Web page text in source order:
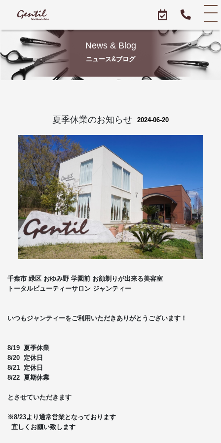
News & Blog
ニュース&ブログ
夏季休業のお知らせ 2024-06-20
千葉市 緑区 おゆみ野 学園前 お顔剃りが出来る美容室
トータルビューティーサロン ジャンティー
いつもジャンティーをご利用いただきありがとうございます！
8/19 夏季休業
8/20 定休日
8/21 定休日
8/22 夏期休業
とさせていただきます
※8/23より通常営業となっております
宜しくお願い致します